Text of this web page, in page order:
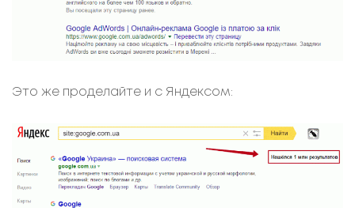
Это же проделайте и с Яндексом: